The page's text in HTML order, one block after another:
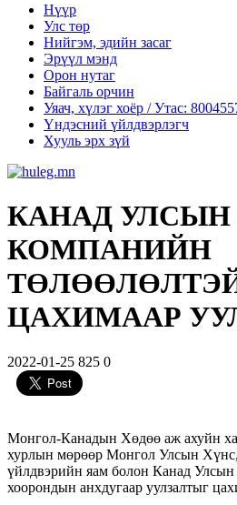
Нүүр
Улс төр
Нийгэм, эдийн засаг
Эрүүл мэнд
Орон нутаг
Байгаль орчин
Уяач, хүлэг хоёр / Утас:
Үндэсний үйлдвэрлэгч
Хууль эрх зүй
КАНАД УЛСЫН
КОМПАНИЙН
ЦАХИМААР
2022-01-25 825 0
Монгол-Канадын Хөдөө аж ахуйн
хурлын мөрөөр Монгол Улсын
үйлдвэрийн яам болон Канад
хоорондын анхдугаар уулзалтыг